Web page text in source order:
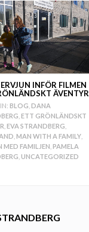
INFÖR FILMEN
ÄVENTYR
BLOG DANA
ETT GRÖNLÄNDSKT
EVA STRANDBERG
MAN WITH A FAMILY,
MED FAMILJEN PAMELA
UNCATEGORIZED